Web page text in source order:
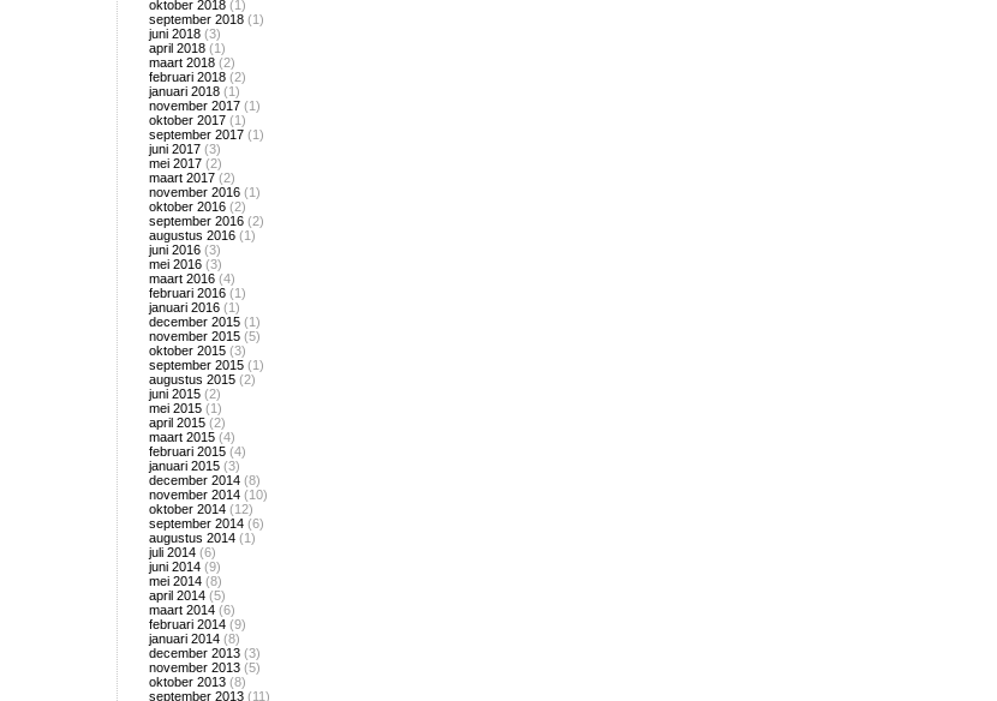
oktober 2018 (1)
september 2018 (1)
juni 2018 (3)
april 2018 (1)
maart 2018 (2)
februari 2018 (2)
januari 2018 (1)
november 2017 (1)
oktober 2017 (1)
september 2017 (1)
juni 2017 (3)
mei 2017 (2)
maart 2017 (2)
november 2016 (1)
oktober 2016 (2)
september 2016 (2)
augustus 2016 (1)
juni 2016 (3)
mei 2016 (3)
maart 2016 (4)
februari 2016 (1)
januari 2016 (1)
december 2015 (1)
november 2015 (5)
oktober 2015 (3)
september 2015 (1)
augustus 2015 (2)
juni 2015 (2)
mei 2015 (1)
april 2015 (2)
maart 2015 (4)
februari 2015 (4)
januari 2015 (3)
december 2014 (8)
november 2014 (10)
oktober 2014 (12)
september 2014 (6)
augustus 2014 (1)
juli 2014 (6)
juni 2014 (9)
mei 2014 (8)
april 2014 (5)
maart 2014 (6)
februari 2014 (9)
januari 2014 (8)
december 2013 (3)
november 2013 (5)
oktober 2013 (8)
september 2013 (11)